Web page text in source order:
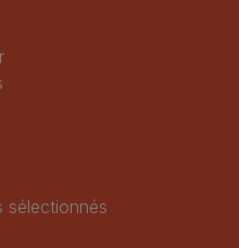
sélectionnés